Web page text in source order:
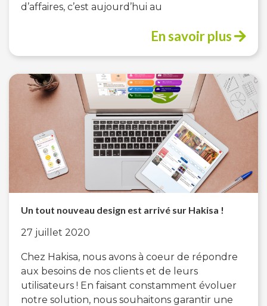
d’affaires, c’est aujourd’hui au
En savoir plus
Un tout nouveau design est arrivé sur Hakisa !
27 juillet 2020
Chez Hakisa, nous avons à coeur de répondre
aux besoins de nos clients et de leurs
utilisateurs ! En faisant constamment évoluer
notre solution, nous souhaitons garantir une